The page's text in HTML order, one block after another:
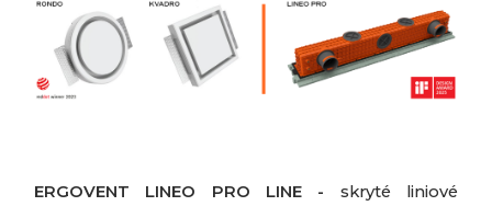
ERGOVENT LINEO PRO LINE - skryté liniové